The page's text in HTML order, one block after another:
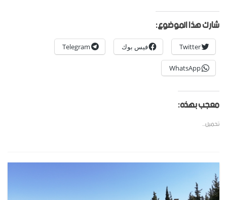
شارك هذا الموضوع:
Twitter فيس بوك Telegram
WhatsApp
معجب بهذه:
تحميل...